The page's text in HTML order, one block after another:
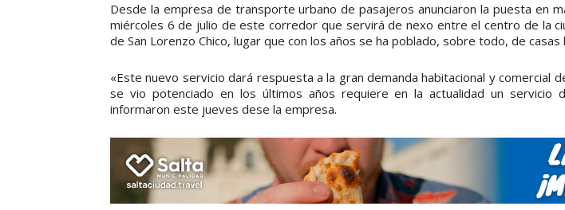
Desde la empresa de transporte urbano de pasajeros anunciaron la puesta en
miércoles 6 de julio de este corredor que servirá de nexo entre el centro de la
de San Lorenzo Chico, lugar que con los años se ha poblado, sobre todo, de casas
«Este nuevo servicio dará respuesta a la gran demanda habitacional y comercial
se vio potenciado en los últimos años requiere en la actualidad un servicio
informaron este jueves dese la empresa.